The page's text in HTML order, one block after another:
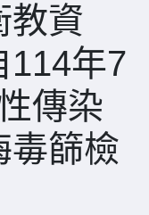
教資
114年7
傳染
毒篩檢